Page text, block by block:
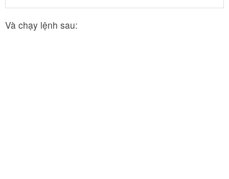
Và chạy lệnh sau: